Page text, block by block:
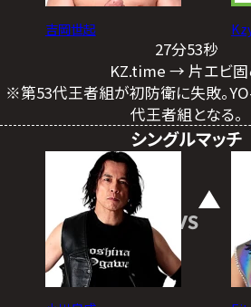
吉岡世起
27分53秒
KZ.time → 片エビ固
※第53代王者組が初防衛に失敗。
代王者組となる。
シングルマッチ
VS